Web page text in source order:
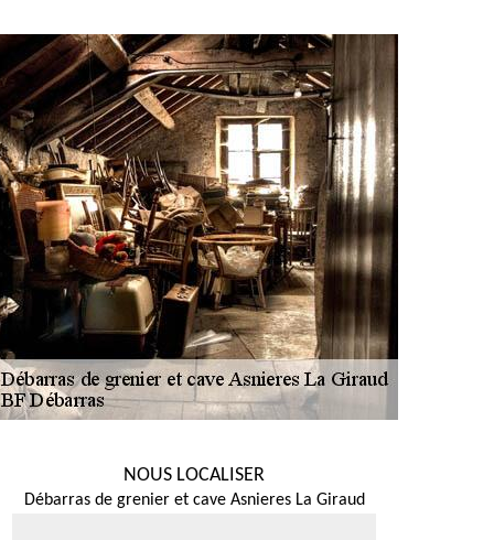
NOUS LOCALISER
Débarras de grenier et cave Asnieres La Giraud